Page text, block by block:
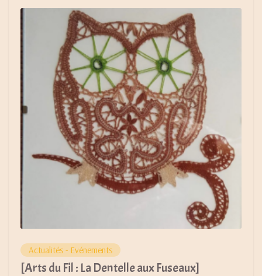
Actualités - Evénements
[Arts du Fil : La Dentelle aux Fuseaux]